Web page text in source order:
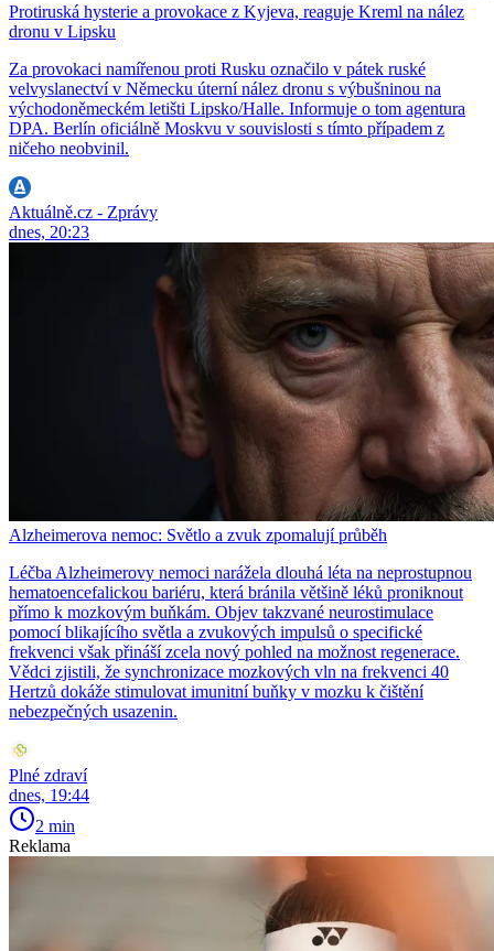
Protiruská hysterie a provokace z Kyjeva, reaguje Kreml na nález
dronu v Lipsku
Za provokaci namířenou proti Rusku označilo v pátek ruské
velvyslanectví v Německu úterní nález dronu s výbušninou na
východoněmeckém letišti Lipsko/Halle. Informuje o tom agentura
DPA. Berlín oficiálně Moskvu v souvislosti s tímto případem z
ničeho neobvinil.
Aktuálně.cz - Zprávy
dnes, 20:23
Alzheimerova nemoc: Světlo a zvuk zpomalují průběh
Léčba Alzheimerovy nemoci narážela dlouhá léta na neprostupnou
hematoencefalickou bariéru, která bránila většině léků proniknout
přímo k mozkovým buňkám. Objev takzvané neurostimulace
pomocí blikajícího světla a zvukových impulsů o specifické
frekvenci však přináší zcela nový pohled na možnost regenerace.
Vědci zjistili, že synchronizace mozkových vln na frekvenci 40
Hertzů dokáže stimulovat imunitní buňky v mozku k čištění
nebezpečných usazenin.
Plné zdraví
dnes, 19:44
2 min
Reklama